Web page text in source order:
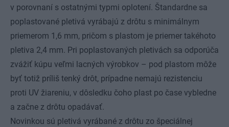
v porovnaní s ostatnými typmi oplotení. Štandardne sa
poplastované pletivá vyrábajú z drôtu s minimálnym
priemerom 1,6 mm, pričom s plastom je priemer takéhoto
pletiva 2,4 mm. Pri poplastovaných pletivách sa odporúča
zvážiť kúpu veľmi lacných výrobkov – pod plastom môže
byť totiž príliš tenký drôt, prípadne nemajú rezistenciu
proti UV žiareniu, v dôsledku čoho plast po čase vybledne
a začne z drôtu opadávať.
Novinkou sú pletivá vyrábané z drôtu zo špeciálnej